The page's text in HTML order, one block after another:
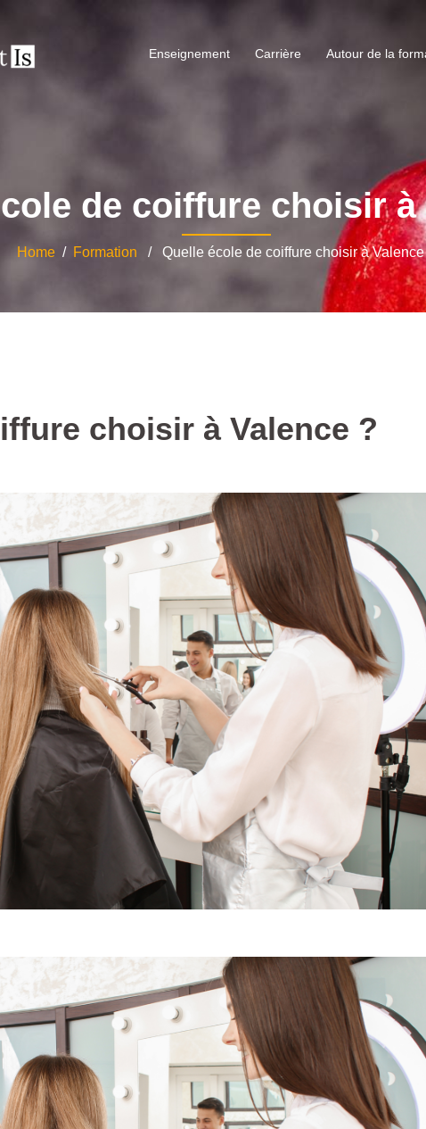
Enseignement Carrière Autour de la
de coiffure choisir à
Home / Formation / Quelle école de coiffure choisir à Valence
choisir à Valence ?